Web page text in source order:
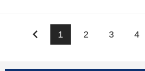
keyboard_arrow_left 1 2 3 4